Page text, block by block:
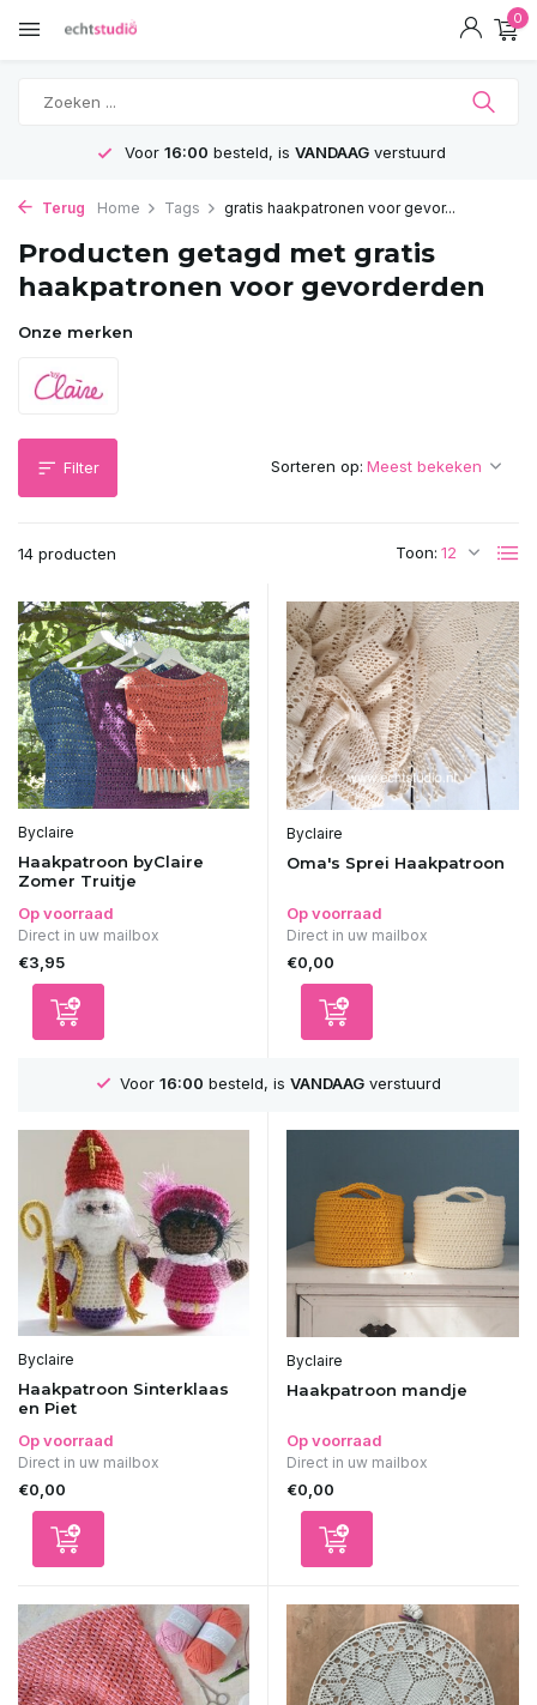
0
Voor 16:00 besteld, is VANDAAGverstuurd
Terug Home Tags gratis haakpatronen voor gevor...
Producten getagd met gratis
haakpatronen voor gevorderden
Onze merken
Filter
14 producten Toon:
Sorteren op:
Byclaire
Haakpatroon byClaire
Zomer Truitje
Op voorraad
Direct in uw mailbox
€3,95
Byclaire
Oma's Sprei Haakpatroon
Op voorraad
Direct in uw mailbox
€0,00
Voor16:00 besteld, isVANDAAG verstuurd
Byclaire
Haakpatroon Sinterklaas
en Piet
Op voorraad
Direct in uw mailbox
€0,00
Byclaire
Haakpatroon mandje
Op voorraad
Direct in uw mailbox
€0,00